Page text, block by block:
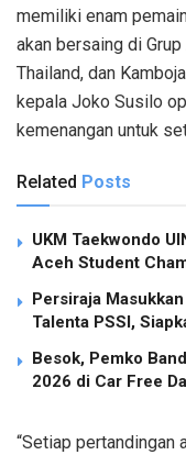
memiliki enam
akan bersaing di
Thailand, dan
kepala Joko Susilo
kemenangan untuk
Related Posts
UKM Taekwondo
Aceh Student
Persiraja
Talenta PSSI,
Besok, Pemko
2026 di Car Free
“Setiap pertandingan